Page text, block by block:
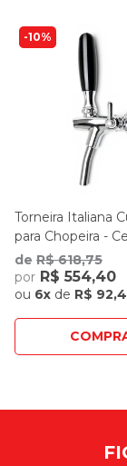
10%
Torneira Italiana
para Chopeira -
de R$ 618,75
por R$ 554,40
ou 6x de R$